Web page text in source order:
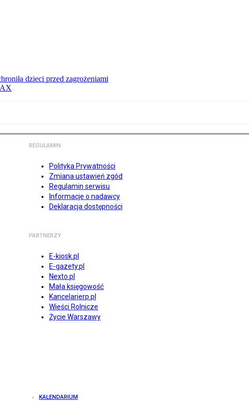
dzieci przed zagrożeniami
REGULAMIN
Polityka Prywatności
Zmiana ustawień zgód
Regulamin serwisu
Informacje o nadawcy
Deklaracja dostępności
PARTNERZY
E-kiosk.pl
E-gazety.pl
Nexto.pl
Mała księgowość
Kancelarierp.pl
Wieści Rolnicze
Życie Warszawy
KALENDARIUM